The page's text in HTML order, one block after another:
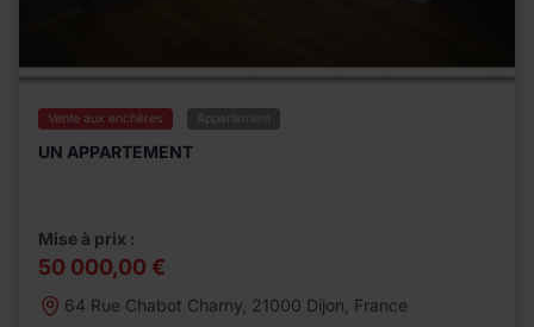
Vente aux enchères Appartement
UN APPARTEMENT
Mise à prix :
50 000,00 €
64 Rue Chabot Charny, 21000 Dijon, France